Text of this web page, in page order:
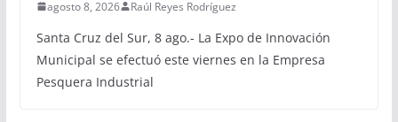
agosto 8, 2026 Raúl Reyes Rodríguez
Santa Cruz del Sur, 8 ago.- La Expo de Innovación
Municipal se efectuó este viernes en la Empresa
Pesquera Industrial